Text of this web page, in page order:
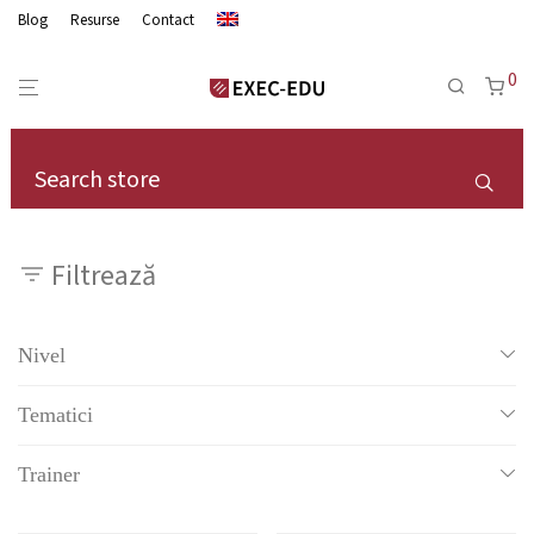
Blog Resurse Contact
0
Filtrează
Nivel
Tematici
Trainer